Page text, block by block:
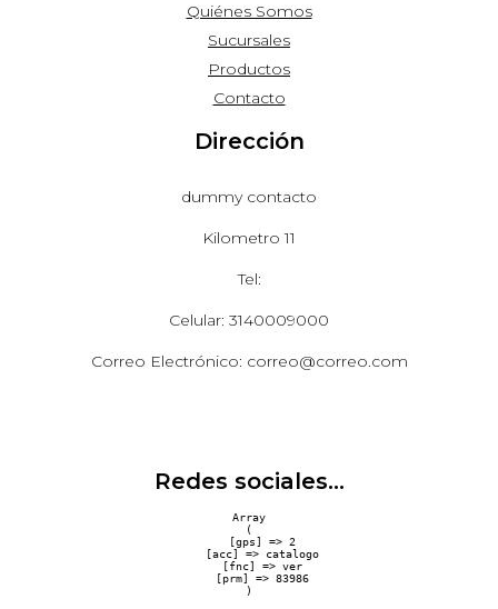
Quiénes Somos
Sucursales
Productos
Contacto
Dirección
dummy contacto
Kilometro 11
Tel:
Celular: 3140009000
Correo Electrónico: correo@correo.com
Redes sociales...
Array
(
    [gps] => 2
    [acc] => catalogo
    [fnc] => ver
    [prm] => 83986